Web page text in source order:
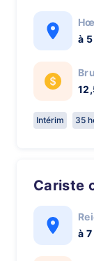
à
Intérim 35
à